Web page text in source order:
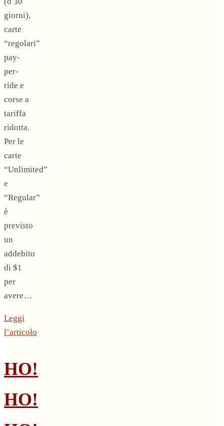
giorni),
carte
“regolari”
pay-
per-
ride e
corse a
tariffa
ridotta.
Per le
carte
“Unlimited”
e
“Regular”
è
previsto
un
addebito
di $1
per
avere…
Leggi
l’articolo
HO!
HO!